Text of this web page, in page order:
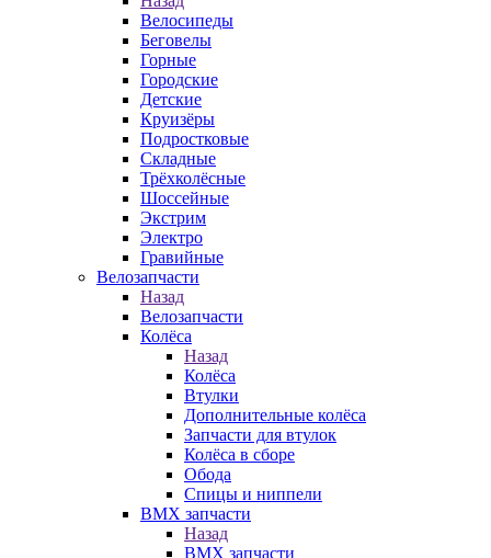
Велосипеды
Беговелы
Горные
Городские
Детские
Круизёры
Подростковые
Складные
Трёхколёсные
Шоссейные
Экстрим
Электро
Гравийные
Велозапчасти
Назад
Велозапчасти
Колёса
Назад
Колёса
Втулки
Дополнительные колёса
Запчасти для втулок
Колёса в сборе
Обода
Спицы и ниппели
BMX запчасти
Назад
BMX запчасти